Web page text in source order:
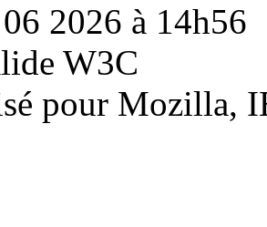
2026 à 14h56
W3C
pour Mozilla,